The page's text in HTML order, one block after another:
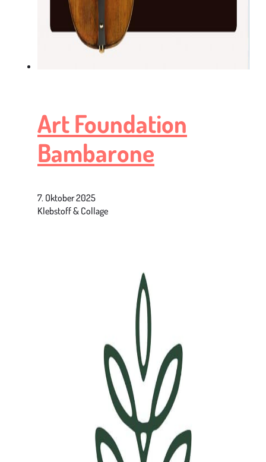
Art Foundation
Bambarone
7. Oktober 2025
Klebstoff & Collage